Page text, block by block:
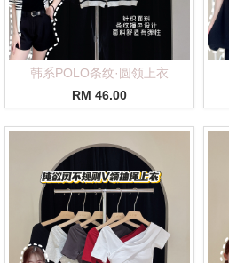
韩系POLO条纹·圆领上衣
RM 46.00